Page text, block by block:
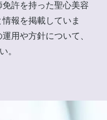
許を持った聖心美容
報を掲載していま
用や方針について、
。